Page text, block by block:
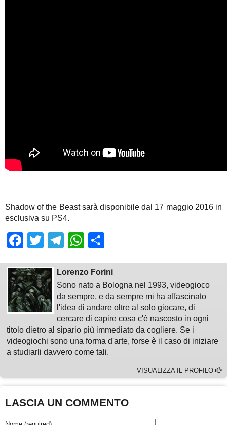
Shadow of the Beast sarà disponibile dal 17 maggio 2016 in
esclusiva su PS4.
Facebook
TwitterTelegram
WhatsApp
Lorenzo Forini
Sono nato a Bologna nel 1993, videogioco
da sempre, e da sempre mi ha affascinato
l'idea di andare oltre al solo giocare, di
cercare di capire cosa c'è nascosto in ogni
titolo dietro al sipario più immediato da cogliere. Se i
videogiochi sono una forma d'arte, forse è il caso di iniziare
a studiarli davvero come tali.
VISUALIZZA IL PROFILO
LASCIA UN COMMENTO